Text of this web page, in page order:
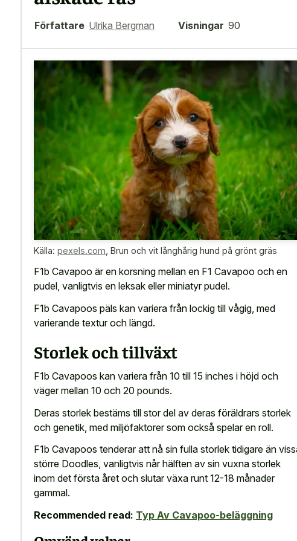
Författare Ulrika Bergman Visningar 90
Källa: pexels.com Brun och vit långhårig hund på grönt gräs
F1b Cavapoo är en korsning mellan en F1 Cavapoo och en
pudel, vanligtvis en leksak eller miniatyr pudel.
F1b Cavapoos päls kan variera från lockig till vågig, med
varierande textur och längd.
Storlek och tillväxt
F1b Cavapoos kan variera från 10 till 15 inches i höjd och
väger mellan 10 och 20 pounds.
Deras storlek bestäms till stor del av deras föräldrars storlek
och genetik, med miljöfaktorer som också spelar en roll.
F1b Cavapoos tenderar att nå sin fulla storlek tidigare än
större Doodles, vanligtvis når hälften av sin vuxna storlek
inom det första året och slutar växa runt 12-18 månader
gammal.
Recommended read: Typ Av Cavapoo-beläggning